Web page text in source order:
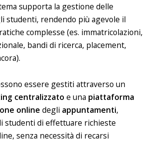
supporta la gestione delle
studenti, rendendo più agevole il
complesse (es. immatricolazioni,
bandi di ricerca, placement,
essere gestiti attraverso un
centralizzato e una piattaforma
online degli appuntamenti,
studenti di effettuare richieste
senza necessità di recarsi